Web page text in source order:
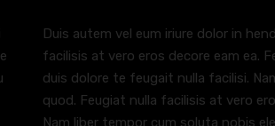
Duis autem vel eum iriure dolor in
facilisis at vero eros decore eam ea.
duis dolore te feugait nulla facilisi.
quod. Feugiat nulla facilisis at vero
Nam liber tempor cum soluta nobis